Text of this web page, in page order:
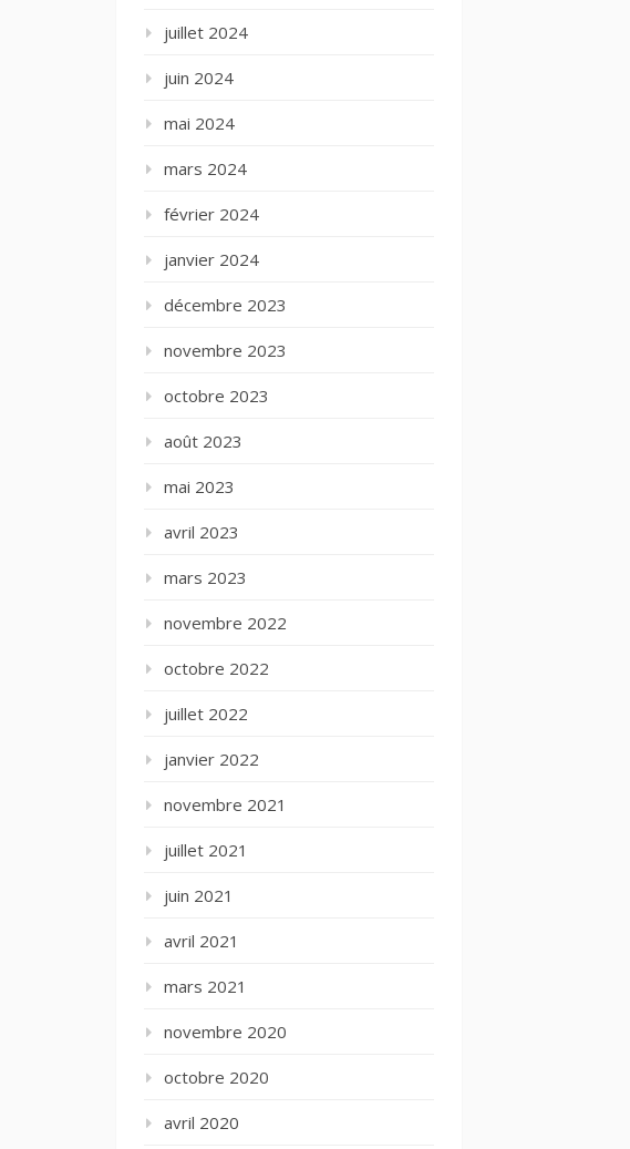
juillet 2024
juin 2024
mai 2024
mars 2024
février 2024
janvier 2024
décembre 2023
novembre 2023
octobre 2023
août 2023
mai 2023
avril 2023
mars 2023
novembre 2022
octobre 2022
juillet 2022
janvier 2022
novembre 2021
juillet 2021
juin 2021
avril 2021
mars 2021
novembre 2020
octobre 2020
avril 2020